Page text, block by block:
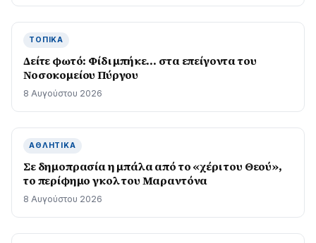
ΤΟΠΙΚΆ
Δείτε φωτό: Φίδι μπήκε… στα επείγοντα του
Νοσοκομείου Πύργου
8 Αυγούστου 2026
ΑΘΛΗΤΙΚΆ
Σε δημοπρασία η μπάλα από το «χέρι του Θεού»,
το περίφημο γκολ του Μαραντόνα
8 Αυγούστου 2026